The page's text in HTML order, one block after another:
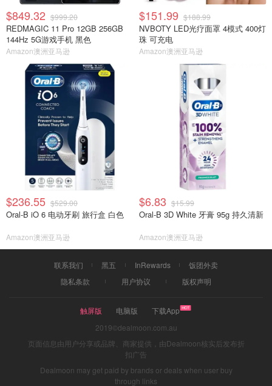
$849.32 $999.20
REDMAGIC 11 Pro 12GB 256GB
144Hz 5G游戏手机 黑色
Amazon澳洲亚马逊
$151.99 $188.99
NVBOTY LED光疗面罩 4模式 400灯
珠 可充电
Amazon澳洲亚马逊
$236.55 $529.00
Oral-B iO 6 电动牙刷 旅行盒 白色
Amazon澳洲亚马逊
$6.83 $15.99
Oral-B 3D White 牙膏 95g 持久清新
Amazon澳洲亚马逊
联系我们 黑五 InRewards
饭团外卖
隐私条款
用户协议 版权声明
触屏版 电脑版
下载App
2019©dealmoon.com.au
页面信息由用户分享或品牌、商家提供，由Dealmoon核实后发布折
扣广告
Dealmoon may get paid by brands or deals when user buy
through links